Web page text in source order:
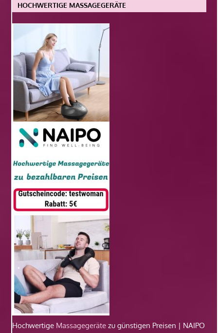
HOCHWERTIGE MASSAGEGERÄTE
Hochwertige Massagegeräte zu günstigen Preisen | NAIPO